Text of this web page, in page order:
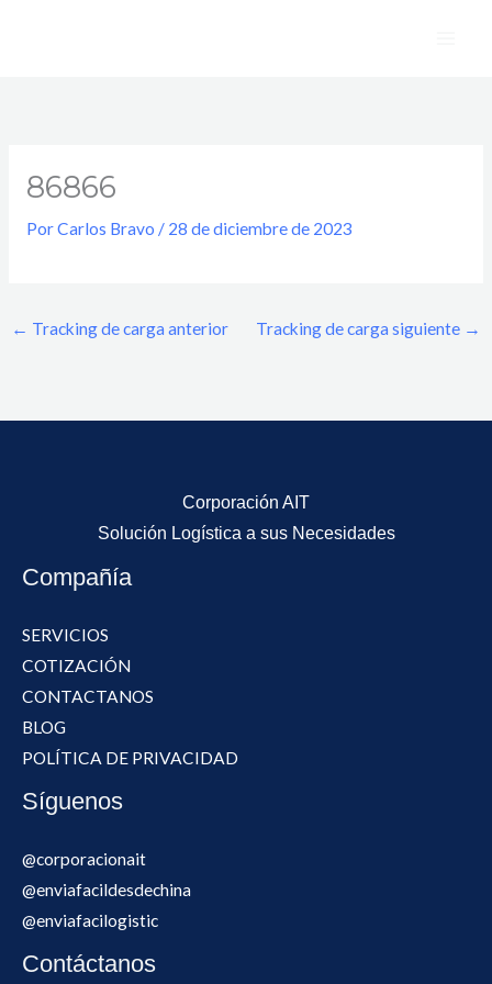
86866
PorCarlos Bravo / 28 de diciembre de 2023
← Tracking de carga anterior Tracking de carga siguiente →
Corporación AIT
Solución Logística a sus Necesidades
Compañía
SERVICIOS
COTIZACIÓN
CONTACTANOS
BLOG
POLÍTICA DE PRIVACIDAD
Síguenos
@corporacionait
@enviafacildesdechina
@enviafacilogistic
Contáctanos